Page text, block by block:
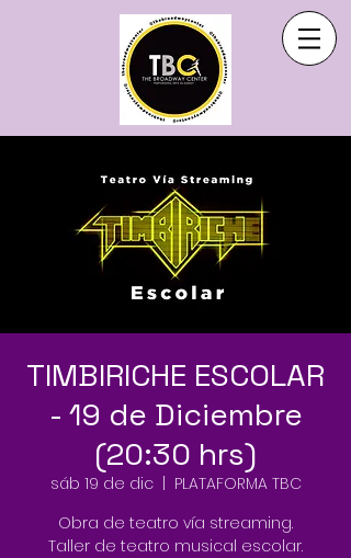
TIMBIRICHE ESCOLAR
- 19 de Diciembre
(20:30 hrs)
sáb 19 de dic
  |
PLATAFORMA TBC
Obra de teatro vía streaming.
Taller de teatro musical escolar.